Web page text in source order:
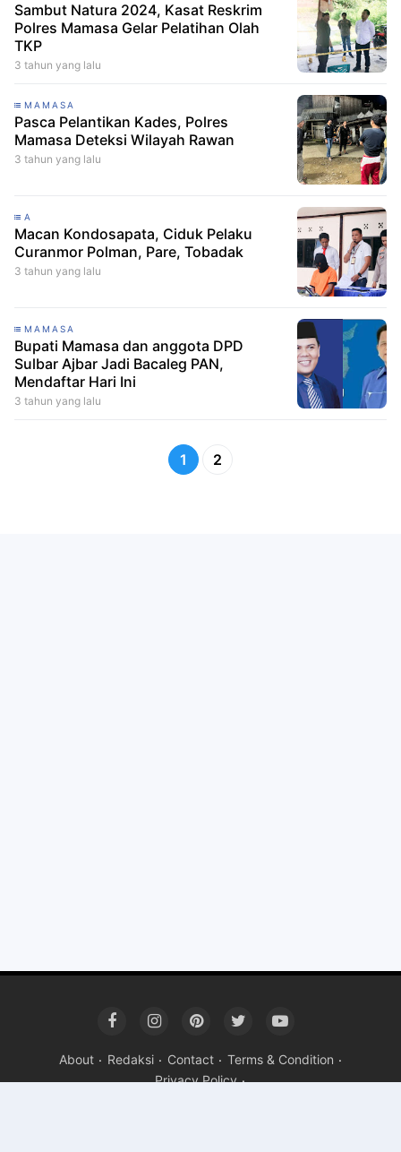
Sambut Natura 2024, Kasat Reskrim
Polres Mamasa Gelar Pelatihan Olah
TKP
3 tahun yang lalu
MAMASA
Pasca Pelantikan Kades, Polres
Mamasa Deteksi Wilayah Rawan
3 tahun yang lalu
A
Macan Kondosapata, Ciduk Pelaku
Curanmor Polman, Pare, Tobadak
3 tahun yang lalu
MAMASA
Bupati Mamasa dan anggota DPD
Sulbar Ajbar Jadi Bacaleg PAN,
Mendaftar Hari Ini
3 tahun yang lalu
1 2
About Redaksi Contact
Terms & Condition
Privacy Policy